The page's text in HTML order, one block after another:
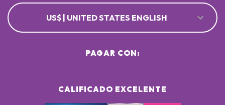
US$ | UNITED STATES ENGLISH
CALIFICADO EXCELENTE
PAGAR CON: